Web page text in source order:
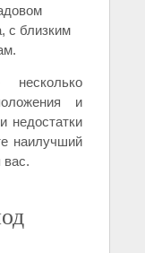
с близким
и
недостатки
наилучший
вас.